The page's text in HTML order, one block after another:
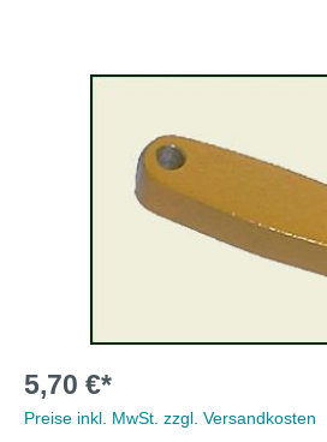
5,70 €*
Preise inkl. MwSt. zzgl. Versandkosten